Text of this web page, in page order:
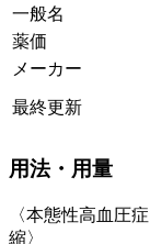
一般名
薬価
メーカー
最終更新
用法・用量
〈本態性高血圧
縮〉